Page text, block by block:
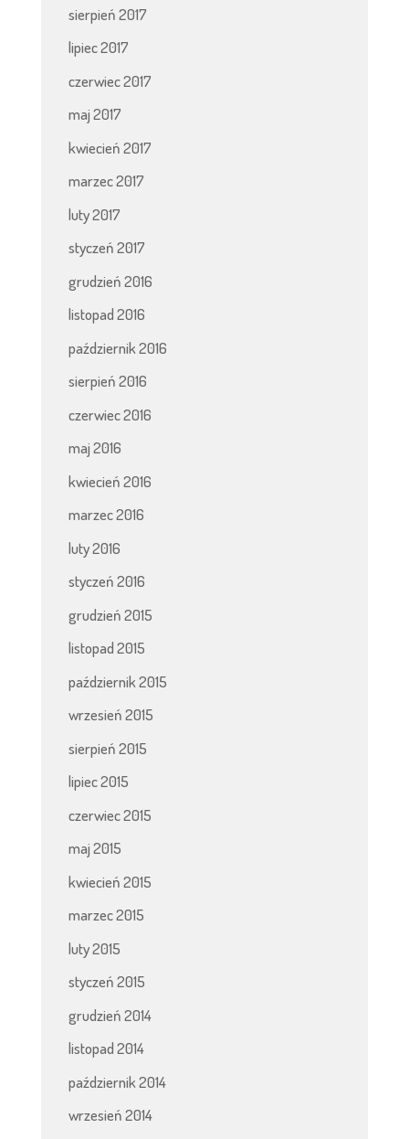
sierpień 2017
lipiec 2017
czerwiec 2017
maj 2017
kwiecień 2017
marzec 2017
luty 2017
styczeń 2017
grudzień 2016
listopad 2016
październik 2016
sierpień 2016
czerwiec 2016
maj 2016
kwiecień 2016
marzec 2016
luty 2016
styczeń 2016
grudzień 2015
listopad 2015
październik 2015
wrzesień 2015
sierpień 2015
lipiec 2015
czerwiec 2015
maj 2015
kwiecień 2015
marzec 2015
luty 2015
styczeń 2015
grudzień 2014
listopad 2014
październik 2014
wrzesień 2014